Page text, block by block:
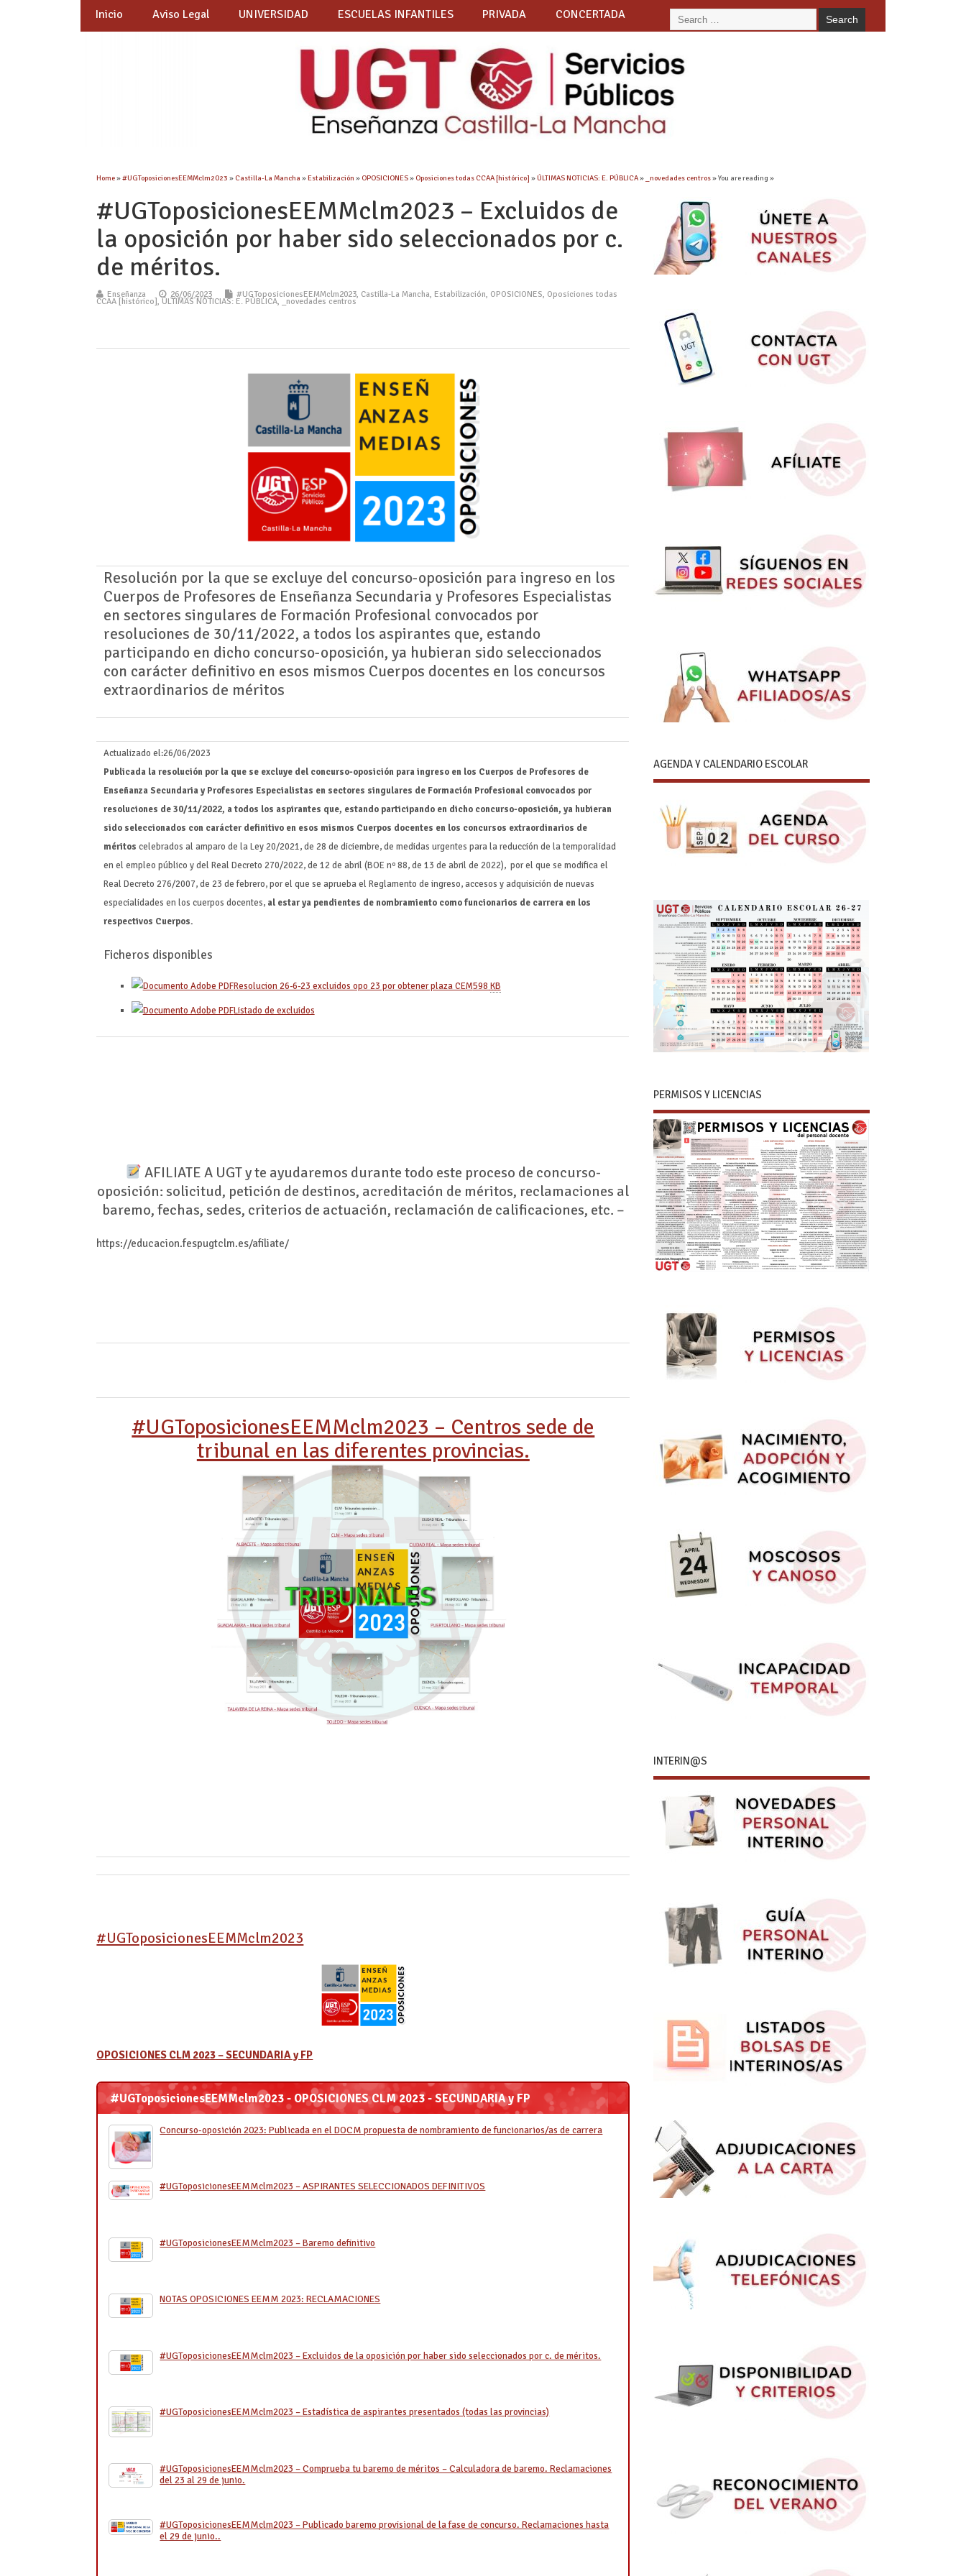
Inicio Aviso Legal UNIVERSIDAD ESCUELAS INFANTILES PRIVADA CONCERTADA
Home»#UGToposicionesEEMMclm2023 » Castilla-La Mancha »Estabilización » OPOSICIONES» Oposiciones todas CCAA [histórico] »ÚLTIMAS NOTICIAS: E. PÚBLICA» _novedades centros» You are reading »
#UGToposicionesEEMMclm2023 – Excluidos de
la oposición por haber sido seleccionados por c.
de méritos.
Enseñanza 26/06/2023 #UGToposicionesEEMMclm2023, Castilla-La Mancha, Estabilización, OPOSICIONES, Oposiciones todas
CCAA [histórico], ÚLTIMAS NOTICIAS: E. PÚBLICA, _novedades centros
Resolución por la que se excluye del concurso-oposición para ingreso en los
Cuerpos de Profesores de Enseñanza Secundaria y Profesores Especialistas
en sectores singulares de Formación Profesional convocados por
resoluciones de 30/11/2022, a todos los aspirantes que, estando
participando en dicho concurso-oposición, ya hubieran sido seleccionados
con carácter definitivo en esos mismos Cuerpos docentes en los concursos
extraordinarios de méritos
Actualizado el:26/06/2023
Publicada la resolución por la que se excluye del concurso-oposición para ingreso en los Cuerpos de Profesores de
Enseñanza Secundaria y Profesores Especialistas en sectores singulares de Formación Profesional convocados por
resoluciones de 30/11/2022, a todos los aspirantes que, estando participando en dicho concurso-oposición, ya hubieran
sido seleccionados con carácter definitivo en esos mismos Cuerpos docentes en los concursos extraordinarios de
méritos celebrados al amparo de la Ley 20/2021, de 28 de diciembre, de medidas urgentes para la reducción de la temporalidad
en el empleo público y del Real Decreto 270/2022, de 12 de abril (BOE nº 88, de 13 de abril de 2022), por el que se modifica el
Real Decreto 276/2007, de 23 de febrero, por el que se aprueba el Reglamento de ingreso, accesos y adquisición de nuevas
especialidades en los cuerpos docentes, al estar ya pendientes de nombramiento como funcionarios de carrera en los
respectivos Cuerpos.
Ficheros disponibles
Resolucion 26-6-23 excluidos opo 23 por obtener plaza CEM598 KB
Listado de excluidos
AFILIATE A UGT y te ayudaremos durante todo este proceso de concurso-
oposición: solicitud, petición de destinos, acreditación de méritos, reclamaciones al
baremo, fechas, sedes, criterios de actuación, reclamación de calificaciones, etc. –
https://educacion.fespugtclm.es/afiliate/
#UGToposicionesEEMMclm2023 – Centros sede de
tribunal en las diferentes provincias.
#UGToposicionesEEMMclm2023
OPOSICIONES CLM 2023 – SECUNDARIA y FP
#UGToposicionesEEMMclm2023 - OPOSICIONES CLM 2023 - SECUNDARIA y FP
Concurso-oposición 2023: Publicada en el DOCM propuesta de nombramiento de funcionarios/as de carrera
#UGToposicionesEEMMclm2023 – ASPIRANTES SELECCIONADOS DEFINITIVOS
#UGToposicionesEEMMclm2023 – Baremo definitivo
NOTAS OPOSICIONES EEMM 2023: RECLAMACIONES
#UGToposicionesEEMMclm2023 – Excluidos de la oposición por haber sido seleccionados por c. de méritos.
#UGToposicionesEEMMclm2023 – Estadística de aspirantes presentados (todas las provincias)
#UGToposicionesEEMMclm2023 – Comprueba tu baremo de méritos – Calculadora de baremo. Reclamaciones
del 23 al 29 de junio.
#UGToposicionesEEMMclm2023 – Publicado baremo provisional de la fase de concurso. Reclamaciones hasta
el 29 de junio..
AGENDA Y CALENDARIO ESCOLAR
PERMISOS Y LICENCIAS
INTERIN@S